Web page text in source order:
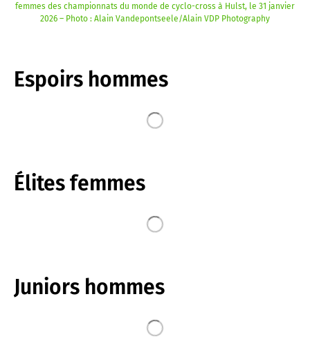
femmes des championnats du monde de cyclo-cross à Hulst, le 31 janvier
2026 – Photo : Alain Vandepontseele/Alain VDP Photography
Espoirs hommes
Élites femmes
Juniors hommes